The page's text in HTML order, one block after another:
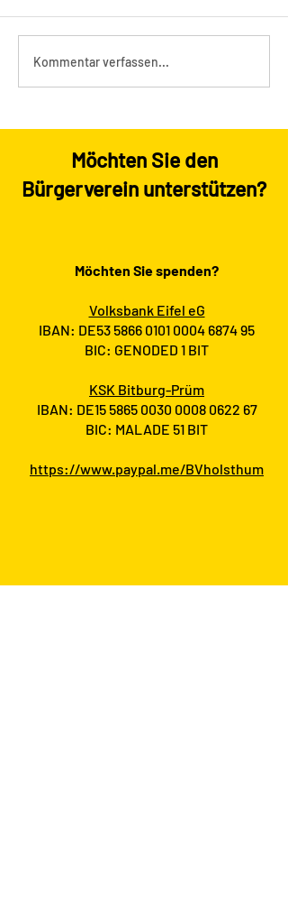
Kommentar verfassen...
Möchten Sie den
Bürgerverein unterstützen?
Möchten Sie spenden?
Volksbank Eifel eG
IBAN: DE53 5866 0101 0004 687495
BIC: GENODED 1 BIT
KSK Bitburg-Prüm
IBAN: DE15 5865 0030 0008 0622 67
BIC: MALADE 51 BIT
https://www.paypal.me/BVholsthum